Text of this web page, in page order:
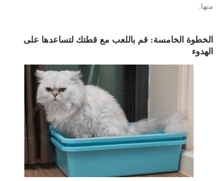
منها.
الخطوة الخامسة: قم باللعب مع قطتك لتساعدها على
الهدوء